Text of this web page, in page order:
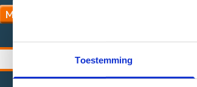
Toestemming
eigen kracht, verbinden,
plezier, duurzaam en
MEER INFO